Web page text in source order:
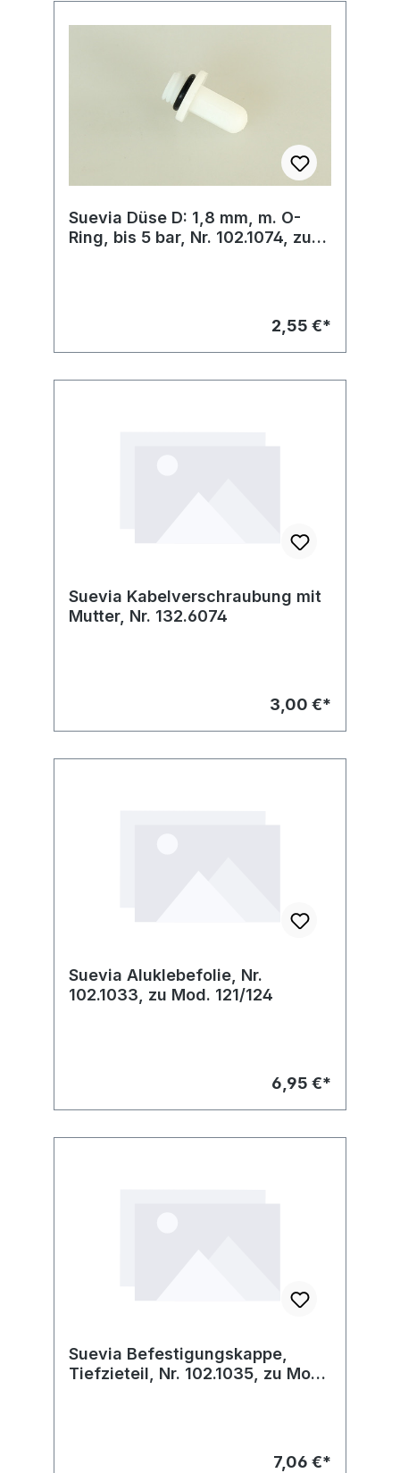
Suevia Düse D: 1,8 mm, m. O-
Ring, bis 5 bar, Nr. 102.1074, zu
2,55 €*
Suevia Kabelverschraubung mit
Mutter, Nr. 132.6074
3,00 €*
Suevia Aluklebefolie, Nr.
102.1033, zu Mod. 121/124
6,95 €*
Suevia Befestigungskappe,
Tiefzieteil, Nr. 102.1035, zu Mod.
7,06 €*